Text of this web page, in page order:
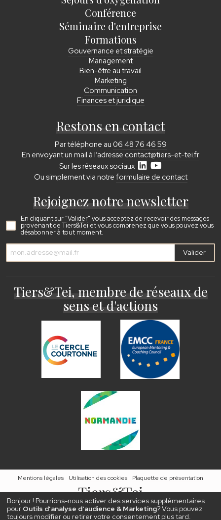
Conférence
Séminaire d'entreprise
Formations
Gouvernance et stratégie
Management
Bien-être au travail
Marketing
Communication
Finances et juridique
Restons en contact
Par téléphone au 06 48 76 46 59
En envoyant un mail à l’adresse contact@tiers-et-tei.fr
Sur les réseaux sociaux
Ou simplement via notre formulaire de contact
Rejoignez notre newsletter
En cliquant sur "Valider" vous acceptez de recevoir des messages
provenant de Tiers&Tei et vous comprenez que vous pouvez vous
désabonner à tout moment.
Valider
Tiers&Tei, membre de réseaux de
sens et d'actions
Mentions légales Utilisation des cookies Plaquette de présentation
2026© Tous droits réservés.
Tiers&Tei, Société par Actions Simplifiée à capital variable, immatriculée 879 240 299 au R.C.S. de Caen et
domiciliée 3 rue Jean de la Varende 14250 Tilly sur Seulles. Déclaration d’activité enregistrée sous le
Bonjour ! Pourrions-nous activer des services supplémentaires
pour Outils d'analyse d'audience & Marketing? Vous pouvez
toujours modifier ou retirer votre consentement plus tard.